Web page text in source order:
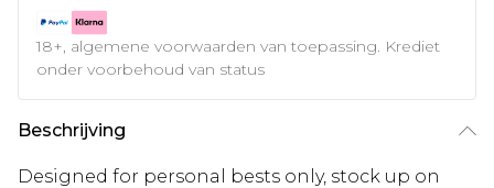
18+, algemene voorwaarden van toepassing. Krediet
onder voorbehoud van status
Beschrijving
Designed for personal bests only, stock up on